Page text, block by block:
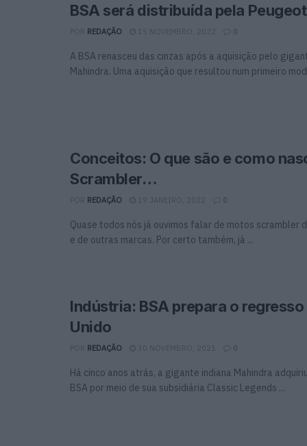
BSA será distribuída pela
REDAÇÃO 0
A BSA renasceu das cinzas após a aquisição pelo
Mahindra. Uma aquisição que resultou num primeiro
Conceitos: O que são e como
Scrambler…
REDAÇÃO 19 JANEIRO, 2022 0
Quase todos nós já ouvimos falar de motos scrambler
e de outras marcas. Por certo também, já ...
Indústria: BSA prepara o regresso
Unido
REDAÇÃO 0
Há cinco anos atrás, a gigante indiana Mahindra
BSA por meio de sua subsidiária Classic Legends ...